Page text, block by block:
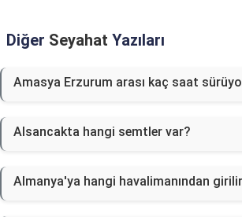
Diğer Seyahat Yazıları
Amasya Erzurum arası kaç saat
Alsancakta hangi semtler var?
Almanya'ya hangi havalimanından